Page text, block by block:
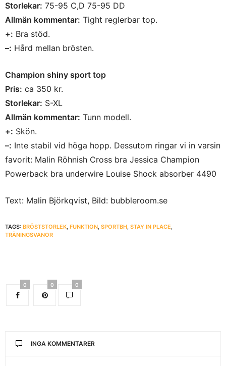
Storlekar: 75-95 C,D 75-95 DD
Allmän kommentar: Tight reglerbar top.
+: Bra stöd.
–: Hård mellan brösten.
Champion shiny sport top
Pris: ca 350 kr.
Storlekar: S-XL
Allmän kommentar: Tunn modell.
+: Skön.
–: Inte stabil vid höga hopp. Dessutom ringar vi in varsin
favorit: Malin Röhnish Cross bra Jessica Champion
Powerback bra underwire Louise Shock absorber 4490
Text: Malin Björkqvist, Bild: bubbleroom.se
TAGS: BRÖSTSTORLEK, FUNKTION, SPORTBH, STAY IN PLACE,
TRÄNINGSVANOR
0 0 0
INGA KOMMENTARER